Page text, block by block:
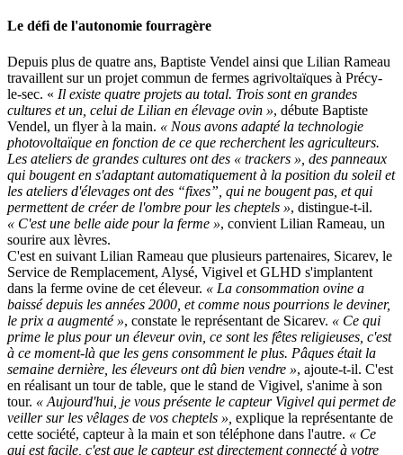
Le défi de l'autonomie fourragère
Depuis plus de quatre ans, Baptiste Vendel ainsi que Lilian Rameau
travaillent sur un projet commun de fermes agrivoltaïques à Précy-
le-sec. « Il existe quatre projets au total. Trois sont en grandes
cultures et un, celui de Lilian en élevage ovin », débute Baptiste
Vendel, un flyer à la main. « Nous avons adapté la technologie
photovoltaïque en fonction de ce que recherchent les agriculteurs.
Les ateliers de grandes cultures ont des « trackers », des panneaux
qui bougent en s'adaptant automatiquement à la position du soleil et
les ateliers d'élevages ont des “fixes”, qui ne bougent pas, et qui
permettent de créer de l'ombre pour les cheptels », distingue-t-il.
« C'est une belle aide pour la ferme », convient Lilian Rameau, un
sourire aux lèvres.
C'est en suivant Lilian Rameau que plusieurs partenaires, Sicarev, le
Service de Remplacement, Alysé, Vigivel et GLHD s'implantent
dans la ferme ovine de cet éleveur. « La consommation ovine a
baissé depuis les années 2000, et comme nous pourrions le deviner,
le prix a augmenté », constate le représentant de Sicarev. « Ce qui
prime le plus pour un éleveur ovin, ce sont les fêtes religieuses, c'est
à ce moment-là que les gens consomment le plus. Pâques était la
semaine dernière, les éleveurs ont dû bien vendre », ajoute-t-il. C'est
en réalisant un tour de table, que le stand de Vigivel, s'anime à son
tour. « Aujourd'hui, je vous présente le capteur Vigivel qui permet de
veiller sur les vêlages de vos cheptels », explique la représentante de
cette société, capteur à la main et son téléphone dans l'autre. « Ce
qui est facile, c'est que le capteur est directement connecté à votre